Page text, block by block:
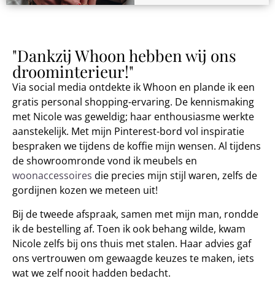
"Dankzij Whoon hebben wij ons
droominterieur!"
Via social media ontdekte ik Whoon en plande ik een
gratis personal shopping-ervaring. De kennismaking
met Nicole was geweldig; haar enthousiasme werkte
aanstekelijk. Met mijn Pinterest-bord vol inspiratie
bespraken we tijdens de koffie mijn wensen. Al tijdens
de showroomronde vond ik meubels en
woonaccessoires die precies mijn stijl waren, zelfs de
gordijnen kozen we meteen uit!
Bij de tweede afspraak, samen met mijn man, rondde
ik de bestelling af. Toen ik ook behang wilde, kwam
Nicole zelfs bij ons thuis met stalen. Haar advies gaf
ons vertrouwen om gewaagde keuzes te maken, iets
wat we zelf nooit hadden bedacht.